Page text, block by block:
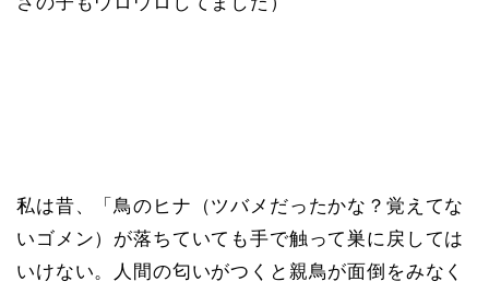
私は昔、「鳥のヒナ（ツバメだったかな？覚えてな
いゴメン）が落ちていても手で触って巣に戻しては
いけない。人間の匂いがつくと親鳥が面倒をみなく